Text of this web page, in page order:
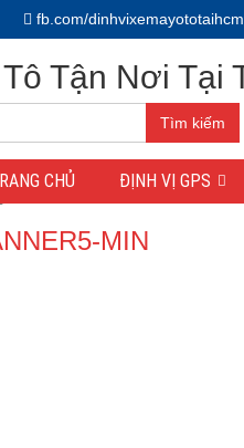
fb.com/dinhvixemayototaihcm
Tìm kiếm
CHỦ ĐỊNH VỊ GPS
MIN